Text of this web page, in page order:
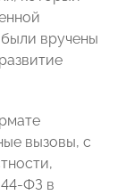
вручены
вызовы, с
ФЗ в